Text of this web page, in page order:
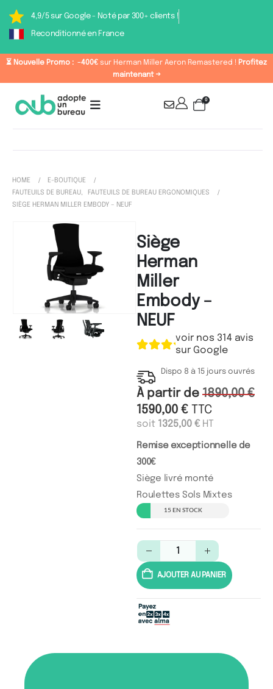
4,9/5 sur Google - Noté par 300+ clients !
Reconditionné en France
⏳ Nouvelle Promo : -400€ sur Herman Miller Aeron Remastered ! Profitez
maintenant →
0
HOME
E-BOUTIQUE
FAUTEUILS DE BUREAU,
FAUTEUILS DE BUREAU ERGONOMIQUES
SIÈGE HERMAN MILLER EMBODY – NEUF
Siège
Herman
Miller
Embody –
NEUF
voir nos 314 avis
sur Google
Dispo 8 à 15 jours ouvrés
À partir de 1890,00€
1590,00 € TTC
soit 1325,00 € HT
Remise exceptionnelle de
300€
Siège livré monté
Roulettes Sols Mixtes
15 EN STOCK
AJOUTER AU PANIER